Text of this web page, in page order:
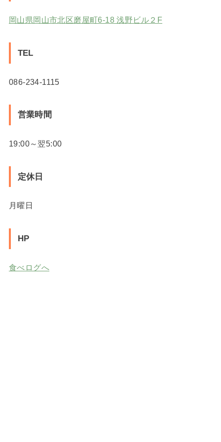
岡山県岡山市北区磨屋町6-18 浅野ビル２F
TEL
086-234-1115
営業時間
19:00～翌5:00
定休日
月曜日
HP
食べログへ